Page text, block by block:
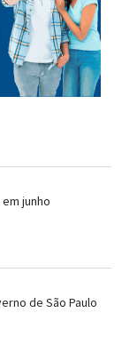
junho
de São Paulo